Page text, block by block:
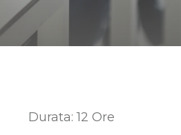
Durata: 12 Ore